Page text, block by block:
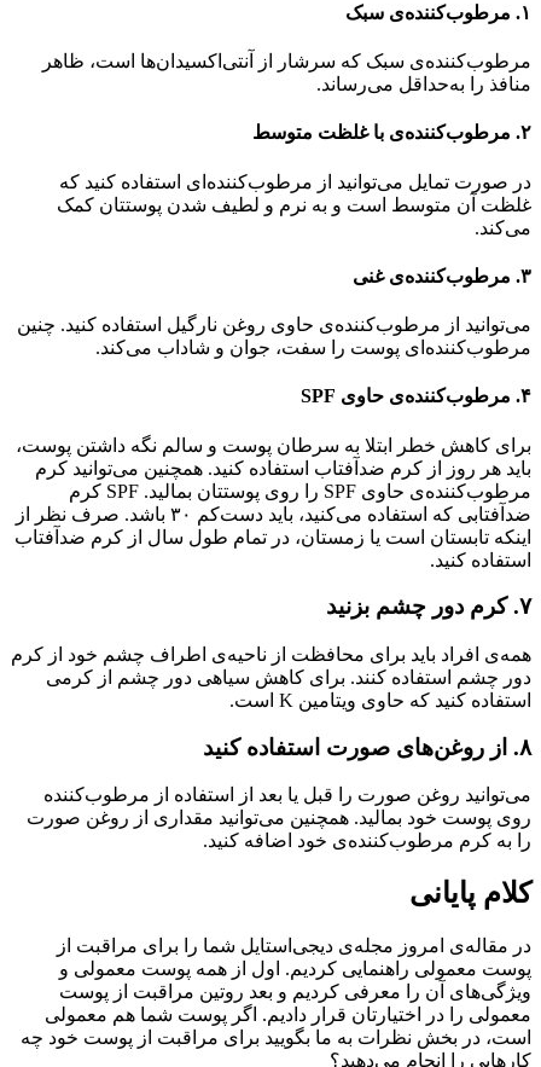
۱. مرطوب‌کننده‌ی سبک
مرطوب‌کننده‌ی سبک که سرشار از آنتی‌اکسیدان‌ها است، ظاهر
منافذ را به‌حداقل می‌رساند.
۲.‌ مرطوب‌کننده‌ی با غلظت متوسط
در صورت تمایل می‌توانید از مرطوب‌کننده‌ای استفاده کنید که
غلظت آن متوسط است و به نرم و لطیف شدن پوستتان کمک
می‌کند.
۳. مرطوب‌کننده‌ی غنی
می‌توانید از مرطوب‌کننده‌ی حاوی روغن نارگیل استفاده کنید. چنین
مرطوب‌کننده‌ای پوست را سفت، جوان و شاداب می‌کند.
۴. مرطوب‌کننده‌ی حاوی SPF
برای کاهش خطر ابتلا به سرطان پوست و سالم نگه داشتن پوست،
باید هر روز از کرم ضدآفتاب استفاده کنید. همچنین می‌توانید کرم‌
مرطوب‌کننده‌ی حاوی SPF را روی پوستتان بمالید. SPF کرم
ضدآفتابی که استفاده می‌کنید، باید دست‌کم ۳۰ باشد. صرف نظر از
اینکه تابستان است یا زمستان، در تمام طول سال از کرم ضدآفتاب
استفاده کنید.
۷. کرم دور چشم بزنید
همه‌ی افراد باید برای محافظت از ناحیه‌ی اطراف چشم خود از کرم
دور چشم استفاده کنند. برای کاهش سیاهی دور چشم از کرمی
استفاده کنید که حاوی ویتامین K است.
۸‌. از روغن‌های صورت استفاده کنید
می‌توانید روغن صورت را قبل یا بعد از استفاده از مرطوب‌کننده
روی پوست خود بمالید. همچنین می‌توانید مقداری از روغن صورت
را به کرم مرطوب‌کننده‌ی خود اضافه کنید.
کلام پایانی
در مقاله‌ی امروز مجله‌ی دیجی‌استایل شما را برای مراقبت از
پوست معمولی راهنمایی کردیم. اول از همه پوست معمولی و
ویژگی‌های آن را معرفی کردیم و بعد روتین مراقبت از پوست
معمولی را در اختیارتان قرار دادیم. اگر پوست شما هم معمولی
است، در بخش نظرات به ما بگویید برای مراقبت از پوست خود چه
کارهایی را انجام می‌دهید؟